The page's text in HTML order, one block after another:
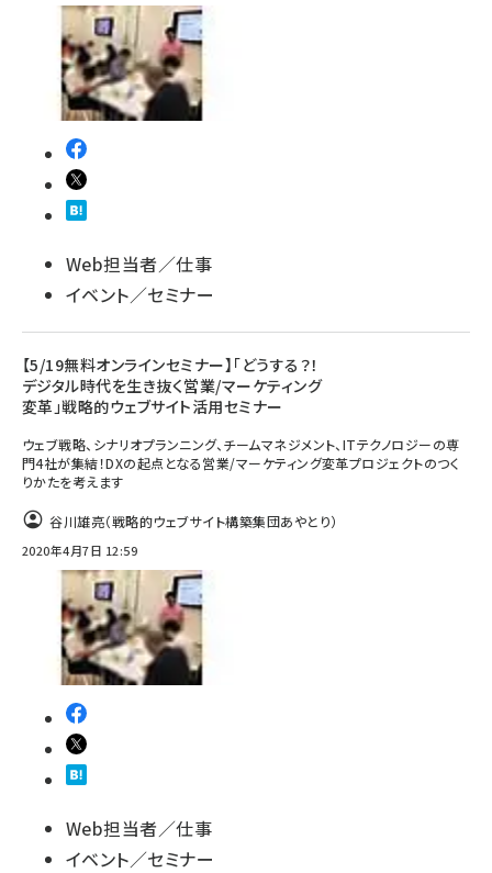
Web担当者／仕事
イベント／セミナー
【5/19無料オンラインセミナー】「どうする？！
デジタル時代を生き抜く営業/マーケティング
変革」戦略的ウェブサイト活用セミナー
ウェブ戦略、シナリオプランニング、チームマネジメント、ITテクノロジーの専
門4社が集結！DXの起点となる営業/マーケティング変革プロジェクトのつく
りかたを考えます
谷川雄亮（戦略的ウェブサイト構築集団あやとり）
2020年4月7日 12:59
Web担当者／仕事
イベント／セミナー